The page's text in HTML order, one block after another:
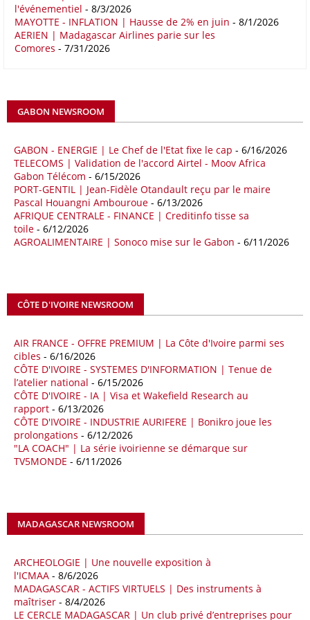
Le déficit commercial de l’Afrique avec la Chine s’est creusé de 48,27
% au cours des quatre premiers mois de 2026 comparativement à la
même période de 2025 pour s’établir à 36,8 milliards de dollars, en
avril, à 81,82 milliards de dollars. Durant la même période, les
importations chinoises en provenance du continent ont atteint 45,02
quatre premiers mois de 2025.
09/05/26 ITALIE - LIBYE
Les deux pays veulent accélérer leurs projets gaziers communs, afin
de sécuriser davantage les approvisionnements énergétiques en
Méditerranée, dans un contexte marqué par des tensions
géopolitiques internationales et des perturbations sur le marché
mondial du gaz. Réunis à Rome le jeudi 7 mai, la Première ministre
coopération et les investissements dans le secteur énergétique. Cette
séquence survient alors que Rome cherche à réduire son exposition
18/04/26 ALGERIE - BP
La multinationale BP signe son retour en Algérie où un permis de
prospection d’hydrocarbures dans le bassin oriental lui a été attribué
par l’Agence nationale pour la valorisation des ressources en
hydrocarbures (ALNAFT). L’information rendue publique mercredi 15
avril par l’institution, intervient dans le cadre de sa politique de relance
de l’exploration. Le périmètre concerné se situe dans une zone de
l’est du pays jugée peu explorée malgré son potentiel. BP pourra y
lancer ses premières opérations de prospection sur le terrain portant
18/04/26 OUGANDA - CITIBANK
américaine Citibank pour arranger la mobilisation des financements
nécessaires à la construction du chemin de fer à écartement standard
(SGR) qui devrait relier la capitale Kampala à la frontière avec le
Kenya, pour un investissement de 2,7 milliards d'euros (3,19 milliards
de dollars). Selon le secrétaire permanent au ministère ougandais des
l'événementiel - 8/3/2026
MAYOTTE - INFLATION | Hausse de 2% en juin - 8/1/2026
AERIEN | Madagascar Airlines parie sur les
Comores - 7/31/2026
GABON NEWSROOM
GABON - ENERGIE | Le Chef de l'Etat fixe le cap - 6/16/2026
TELECOMS | Validation de l'accord Airtel - Moov Africa
Gabon Télécom - 6/15/2026
PORT-GENTIL | Jean-Fidèle Otandault reçu par le maire
Pascal Houangni Ambouroue - 6/13/2026
AFRIQUE CENTRALE - FINANCE | Creditinfo tisse sa
toile - 6/12/2026
AGROALIMENTAIRE | Sonoco mise sur le Gabon - 6/11/2026
CÔTE D'IVOIRE NEWSROOM
AIR FRANCE - OFFRE PREMIUM | La Côte d'Ivoire parmi ses
cibles - 6/16/2026
CÔTE D'IVOIRE - SYSTEMES D'INFORMATION | Tenue de
l’atelier national - 6/15/2026
CÔTE D'IVOIRE - IA | Visa et Wakefield Research au
rapport - 6/13/2026
CÔTE D'IVOIRE - INDUSTRIE AURIFERE | Bonikro joue les
prolongations - 6/12/2026
"LA COACH" | La série ivoirienne se démarque sur
TV5MONDE - 6/11/2026
MADAGASCAR NEWSROOM
ARCHEOLOGIE | Une nouvelle exposition à
l'ICMAA - 8/6/2026
MADAGASCAR - ACTIFS VIRTUELS | Des instruments à
maîtriser - 8/4/2026
LE CERCLE MADAGASCAR | Un club privé d’entreprises pour